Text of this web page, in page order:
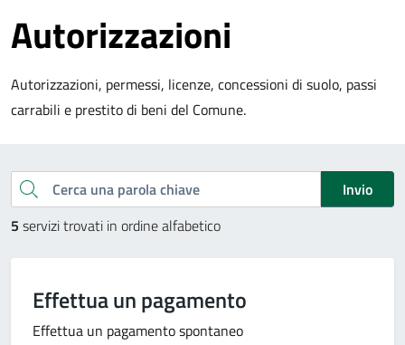
Autorizzazioni
Autorizzazioni, permessi, licenze, concessioni di suolo, passi
carrabili e prestito di beni del Comune.
Esplora tutti i servizi
Cerca una parola chiave
Invio
5 servizi trovati in ordine alfabetico
Effettua un pagamento
Effettua un pagamento spontaneo